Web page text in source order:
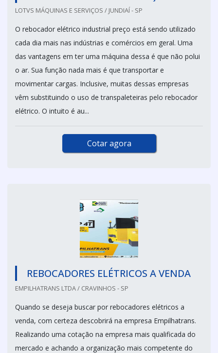
LOTVS MÁQUINAS E SERVIÇOS / JUNDIAÍ - SP
O rebocador elétrico industrial preço está sendo utilizado
cada dia mais nas indústrias e comércios em geral. Uma
das vantagens em ter uma máquina dessa é que não polui
o ar. Sua função nada mais é que transportar e
movimentar cargas. Inclusive, muitas dessas empresas
vêm substituindo o uso de transpaleteiras pelo rebocador
elétrico. O intuito é au...
Cotar agora
REBOCADORES ELÉTRICOS A VENDA
EMPILHATRANS LTDA / CRAVINHOS - SP
Quando se deseja buscar por rebocadores elétricos a
venda, com certeza descobrirá na empresa Empilhatrans.
Realizando uma cotação na empresa mais qualificada do
mercado e achando a organização mais competente do